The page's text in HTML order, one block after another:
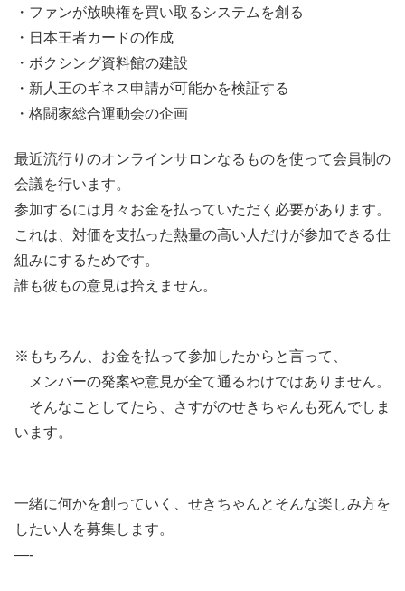
・ファンが放映権を買い取るシステムを創る
・日本王者カードの作成
・ボクシング資料館の建設
・新人王のギネス申請が可能かを検証する
・格闘家総合運動会の企画
最近流行りのオンラインサロンなるものを使って会員制の
会議を行います。
参加するには月々お金を払っていただく必要があります。
これは、対価を支払った熱量の高い人だけが参加できる仕
組みにするためです。
誰も彼もの意見は拾えません。
※もちろん、お金を払って参加したからと言って、
メンバーの発案や意見が全て通るわけではありません。
そんなことしてたら、さすがのせきちゃんも死んでしま
います。
一緒に何かを創っていく、せきちゃんとそんな楽しみ方を
したい人を募集します。
—-